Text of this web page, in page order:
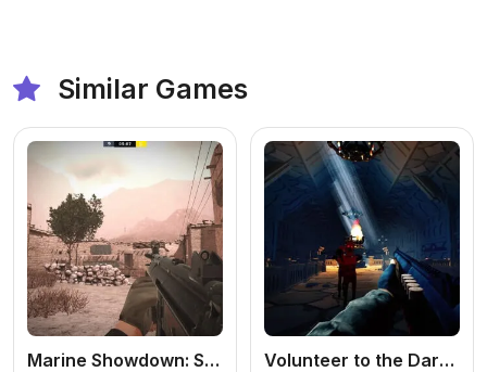
Similar Games
Marine Showdown: Standoff in Afghanistan Volunteer to the Darkness